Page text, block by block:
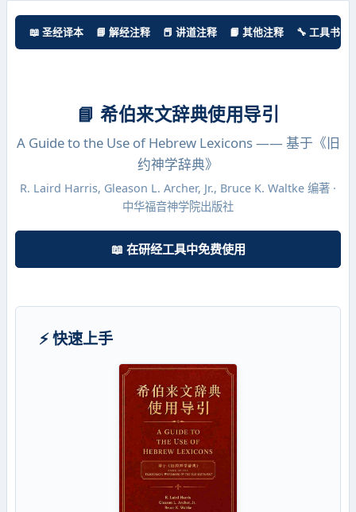
📖 圣经译本 📘 解经注释 📕 讲道注释 📙 其他注释 🔧 工具书
📘 希伯来文辞典使用导引
A Guide to the Use of Hebrew Lexicons —— 基于《旧
约神学辞典》
R. Laird Harris, Gleason L. Archer, Jr., Bruce K. Waltke 编著 ·
中华福音神学院出版社
📖 在研经工具中免费使用
⚡ 快速上手